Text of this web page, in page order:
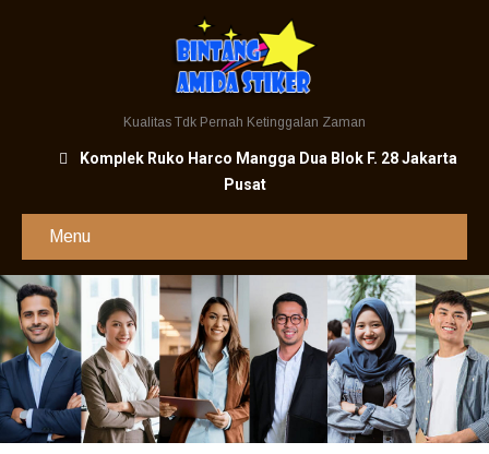
Kualitas Tdk Pernah Ketinggalan Zaman
Komplek Ruko Harco Mangga Dua Blok F. 28 Jakarta
Pusat
Menu